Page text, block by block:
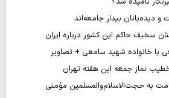
و دیده‌بانان بیدار جامعه‌اند
سخیف حاکم این کشور درباره ایران
با خانواده شهید سامعی + تصاویر
نماز جمعه این هفته تهران
به حجت‌الاسلام‌والمسلمین مؤمنی